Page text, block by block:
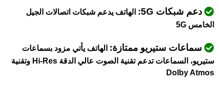
دعم شبكات 5G:
الهاتف يدعم شبكات اتصالات الجيل
الخامس 5G
سماعات ستيريو ممتازة: الهاتف يأتي مزود بسماعات
ستيريو، السماعات تدعم تقنية الصوت عالي الدقة Hi-Res وتقنية
Dolby Atmos